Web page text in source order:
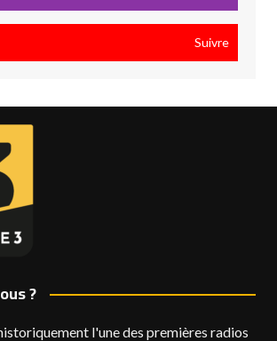
Suivre
?
l'une des premières radios